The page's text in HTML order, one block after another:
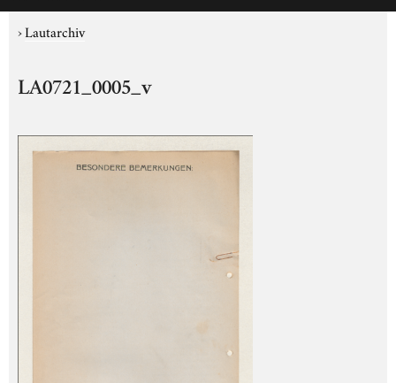
›Lautarchiv
LA0721_0005_v